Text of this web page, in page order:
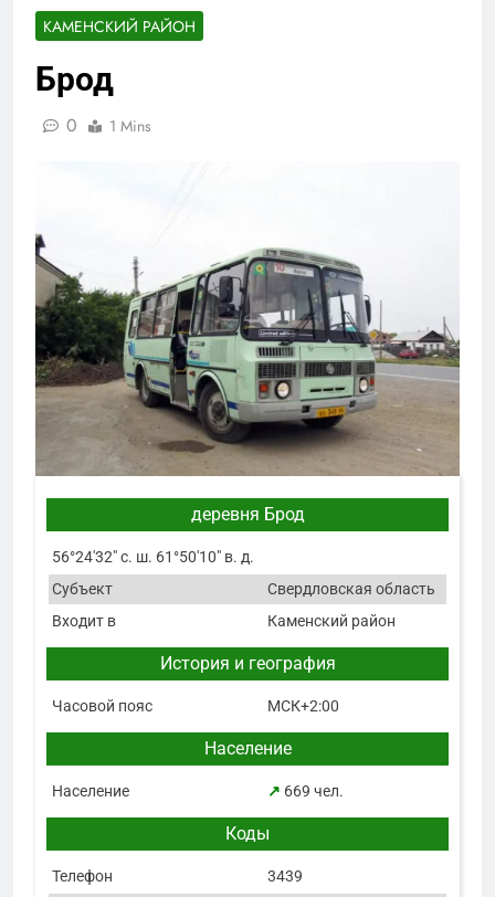
КАМЕНСКИЙ РАЙОН
Брод
0 1 Mins
деревня Брод
56°24′32″ с. ш. 61°50′10″ в. д.
Субъект
Свердловская область
Входит в
Каменский район
История и география
Часовой пояс МСК+2:00
Население
Население ↗ 669 чел.
Коды
Телефон
3439